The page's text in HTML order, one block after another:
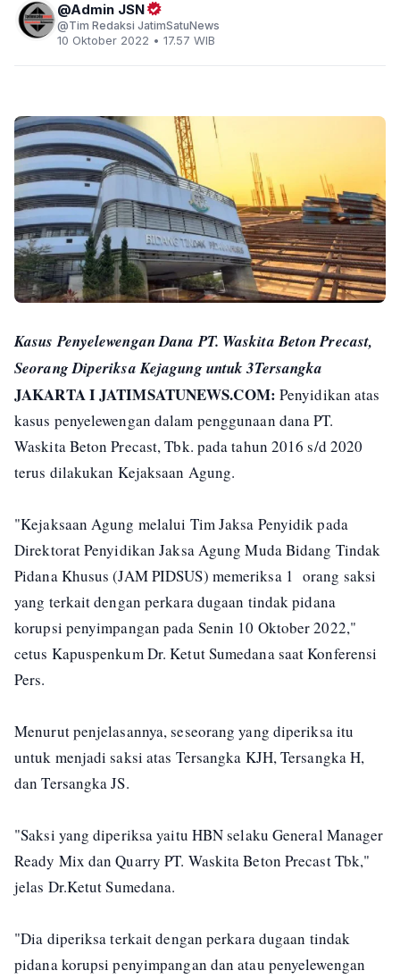
Admin JSN
Tim Redaksi JatimSatuNews
10 Oktober 2022 • 17.57 WIB
Kasus Penyelewengan Dana PT. Waskita Beton Precast,
Seorang Diperiksa Kejagung untuk 3Tersangka
JAKARTA I JATIMSATUNEWS.COM: Penyidikan atas
kasus penyelewengan dalam penggunaan dana PT.
Waskita Beton Precast, Tbk. pada tahun 2016 s/d 2020
terus dilakukan Kejaksaan Agung.
"Kejaksaan Agung melalui Tim Jaksa Penyidik pada
Direktorat Penyidikan Jaksa Agung Muda Bidang Tindak
Pidana Khusus (JAM PIDSUS) memeriksa 1 orang saksi
yang terkait dengan perkara dugaan tindak pidana
korupsi penyimpangan pada Senin 10 Oktober 2022,"
cetus Kapuspenkum Dr. Ketut Sumedana saat Konferensi
Pers.
Menurut penjelasannya, seseorang yang diperiksa itu
untuk menjadi saksi atas Tersangka KJH, Tersangka H,
dan Tersangka JS.
"Saksi yang diperiksa yaitu HBN selaku General Manager
Ready Mix dan Quarry PT. Waskita Beton Precast Tbk,"
jelas Dr.Ketut Sumedana.
"Dia diperiksa terkait dengan perkara dugaan tindak
pidana korupsi penyimpangan dan atau penyelewengan